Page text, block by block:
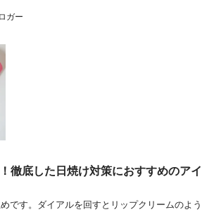
ガー
徹底した日焼け対策におすすめのアイ
です。ダイアルを回すとリップクリームのよう